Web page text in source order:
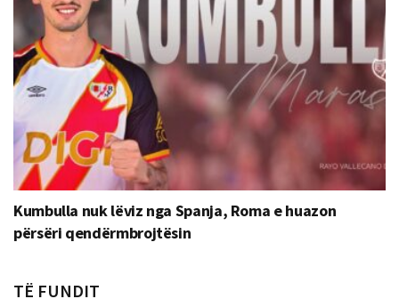
Kumbulla nuk lëviz nga Spanja, Roma e huazon
përsëri qendërmbrojtësin
TË FUNDIT